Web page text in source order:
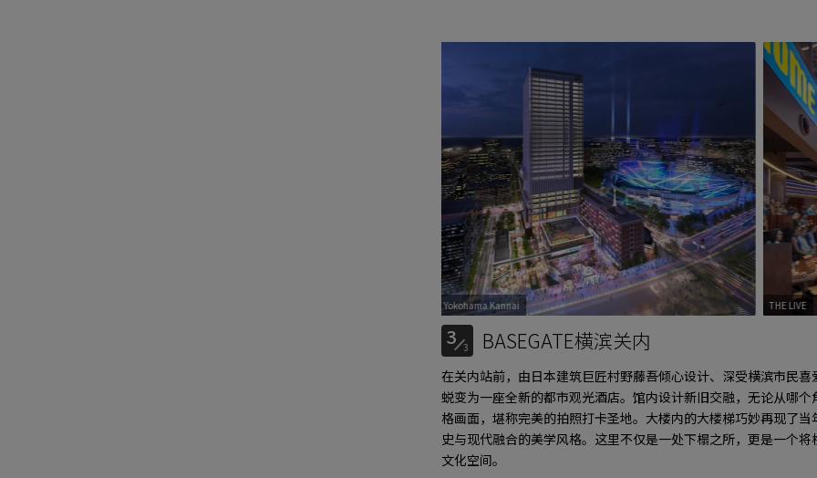
BASEGATE Yokohama Kannai
BASEGATE Yokohama Kannai THE LIVE
3 3 BASEGATE横滨关内
在关内站前，由日本建筑巨匠村野藤吾倾心设计、深受横滨市民
蜕变为一座全新的都市观光酒店。馆内设计新旧交融，无论从哪
格画面，堪称完美的拍照打卡圣地。大楼内的大楼梯巧妙再现了
史与现代融合的美学风格。这里不仅是一处下榻之所，更是一个
文化空间。